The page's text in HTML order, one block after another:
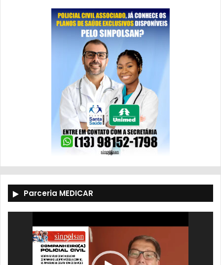
Parceria MEDICAR